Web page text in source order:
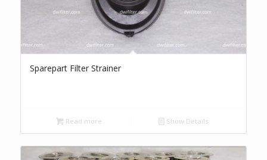
Sparepart Filter Strainer
Read more Show Details